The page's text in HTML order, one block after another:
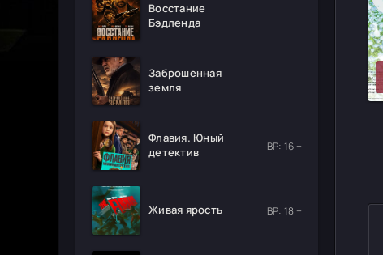
Восстание
Бэдленда
Заброшенная
земля
Флавия. Юный
детектив
ВР: 16 +
Живая ярость ВР: 18 +